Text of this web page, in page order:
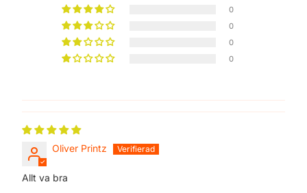
0
0
0
0
Oliver Printz
Allt va bra